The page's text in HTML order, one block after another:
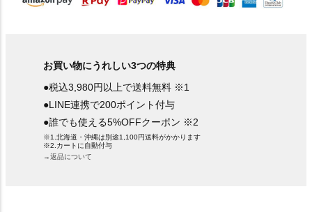
お買い物にうれしい3つの特典
●税込3,980円以上で送料無料 ※1
●LINE連携で200ポイント付与
●誰でも使える5%OFFクーポン ※2
※1.北海道・沖縄は別途1,100円送料がかかります
※2.カートに自動付与
→返品について